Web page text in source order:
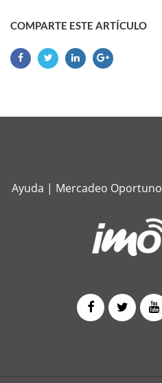
COMPARTE ESTE ARTÍCULO
Ayuda | Mercadeo Oportuno